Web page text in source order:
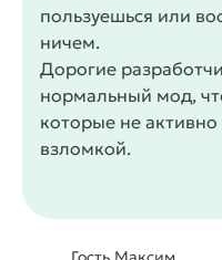
пользуешься или
ничем.
Дорогие
нормальный мод,
которые не
взломкой.